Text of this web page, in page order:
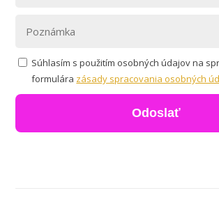
Súhlasím s použitím osobných údajov na
formulára zásady spracovania osobných
Odoslať